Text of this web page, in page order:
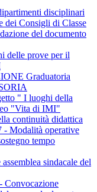
disciplinari
dei Consigli di Classe
del documento
delle prove per il
Graduatoria
" I luoghi della
"Vita di IMI"
continuità didattica
- Modalità operative
tempo
sindacale del
Convocazione